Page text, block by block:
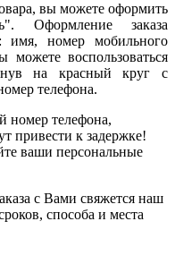
вы можете оформить
Оформление заказа
имя, номер мобильного
можете воспользоваться
на красный круг с
телефона.
номер телефона,
привести к задержке!
ваши персональные
с Вами свяжется наш
способа и места